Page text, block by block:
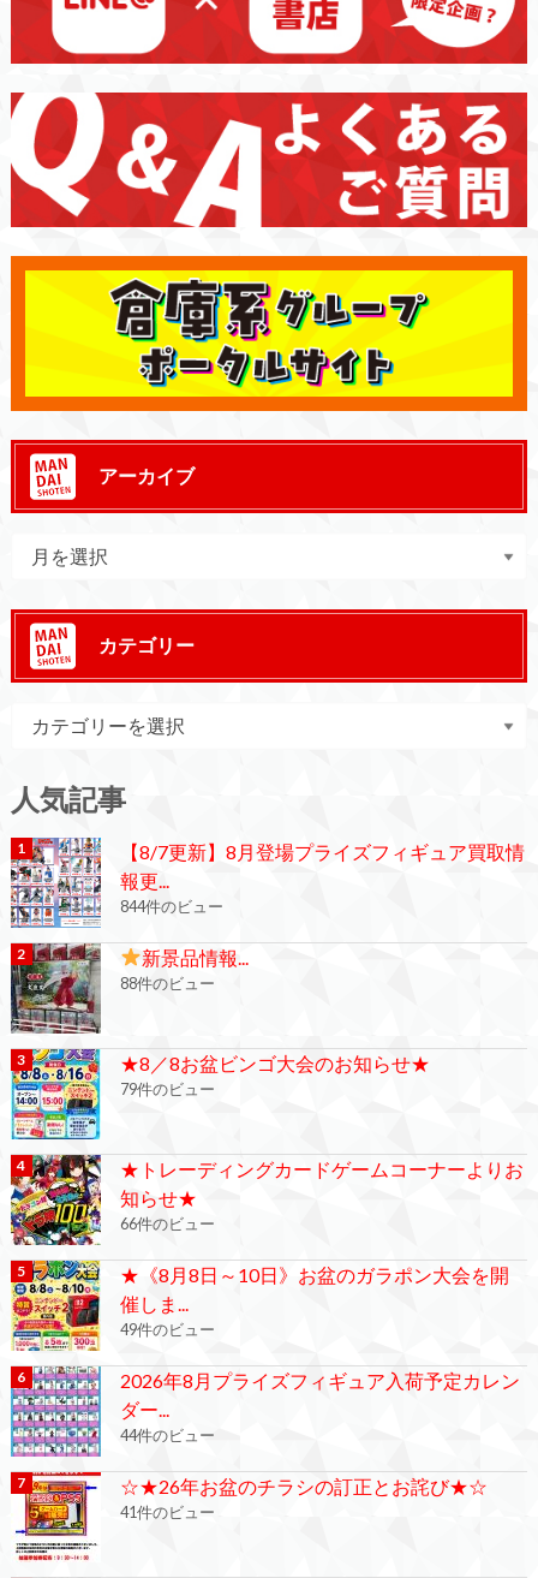
アーカイブ
カテゴリー
人気記事
【8/7更新】8月登場プライズフィギュア買取情
報更...
844件のビュー
新景品情報...
88件のビュー
★8／8お盆ビンゴ大会のお知らせ★
79件のビュー
★トレーディングカードゲームコーナーよりお
知らせ★
66件のビュー
★《8月8日～10日》お盆のガラポン大会を開
催しま...
49件のビュー
2026年8月プライズフィギュア入荷予定カレン
ダー...
44件のビュー
☆★26年お盆のチラシの訂正とお詫び★☆
41件のビュー